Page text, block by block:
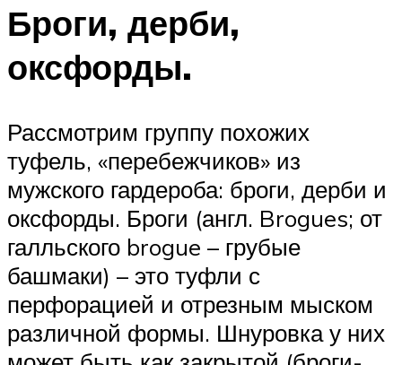
Броги, дерби,
оксфорды.
Рассмотрим группу похожих
туфель, «перебежчиков» из
мужского гардероба: броги, дерби и
оксфорды. Броги (англ. Brogues; от
галльского brogue – грубые
башмаки) – это туфли с
перфорацией и отрезным мыском
различной формы. Шнуровка у них